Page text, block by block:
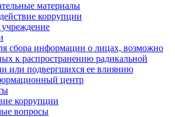
материалы
коррупции
сбора информации о лицах, возможно
к распространению радикальной
или подвергшихся ее влиянию
центр
коррупции
вопросы